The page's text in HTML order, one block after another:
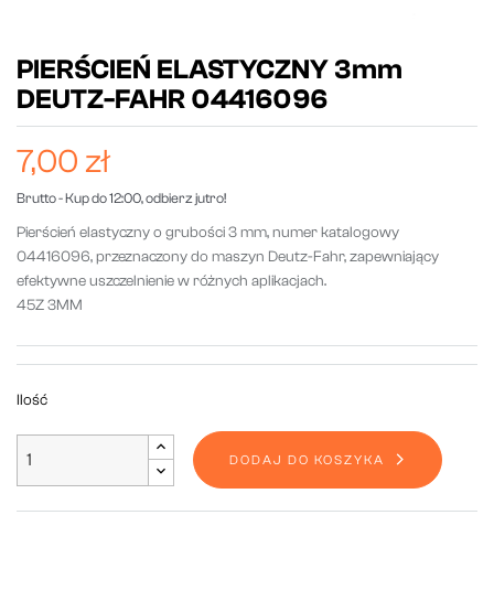
PIERŚCIEŃ ELASTYCZNY 3mm
DEUTZ-FAHR 04416096
7,00 zł
Brutto- Kup do 12:00, odbierz jutro!
Pierścień elastyczny o grubości 3 mm, numer katalogowy
04416096, przeznaczony do maszyn Deutz-Fahr, zapewniający
efektywne uszczelnienie w różnych aplikacjach.
45Z 3MM
Ilość
DODAJ DO KOSZYKA